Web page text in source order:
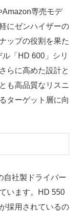
専売モデ
にゼンハイザーの
ップの役割を果た
「HD 600」シリ
らに高めた設計と
も高品質なリスニ
ターゲット層に向
自社製ドライバー
います。HD 550
採用されているの